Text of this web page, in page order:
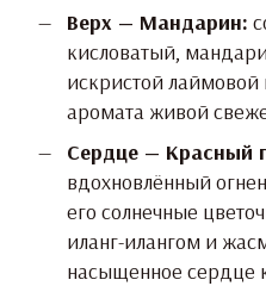
Верх — Мандарин:
кисловатый,
искристой лаймовой
аромата живой
Сердце — Красный
вдохновлённый
его солнечные
иланг-илангом и
насыщенное сердце